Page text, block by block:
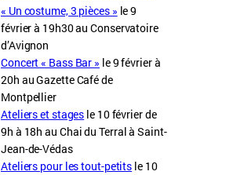
« Un costume, 3 pièces » le 9
février à 19h30 au Conservatoire
d’Avignon
Concert « Bass Bar » le 9 février à
20h au Gazette Café de
Montpellier
Ateliers et stages le 10 février de
9h à 18h au Chai du Terral à Saint-
Jean-de-Védas
Ateliers pour les tout-petits le 10